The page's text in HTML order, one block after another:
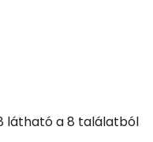
látható a8 találatból